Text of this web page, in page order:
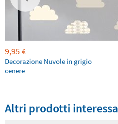
9,95 €
Decorazione Nuvole in grigio
cenere
Altri prodotti